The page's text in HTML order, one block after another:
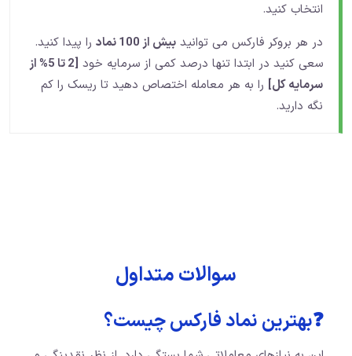
انتخاب کنید.
در هر بروکر فارکس می توانید بیش از 100 نماد
را پیدا کنید.
سعی کنید در ابتدا تنها درصد کمی از سرمایه خود
[2 تا 5% از
سرمایه کل] را به هر معامله اختصاص دهید تا ریسک را کم
نگه دارید.
سوالات متداول
❓بهترین نماد فارکس چیست؟